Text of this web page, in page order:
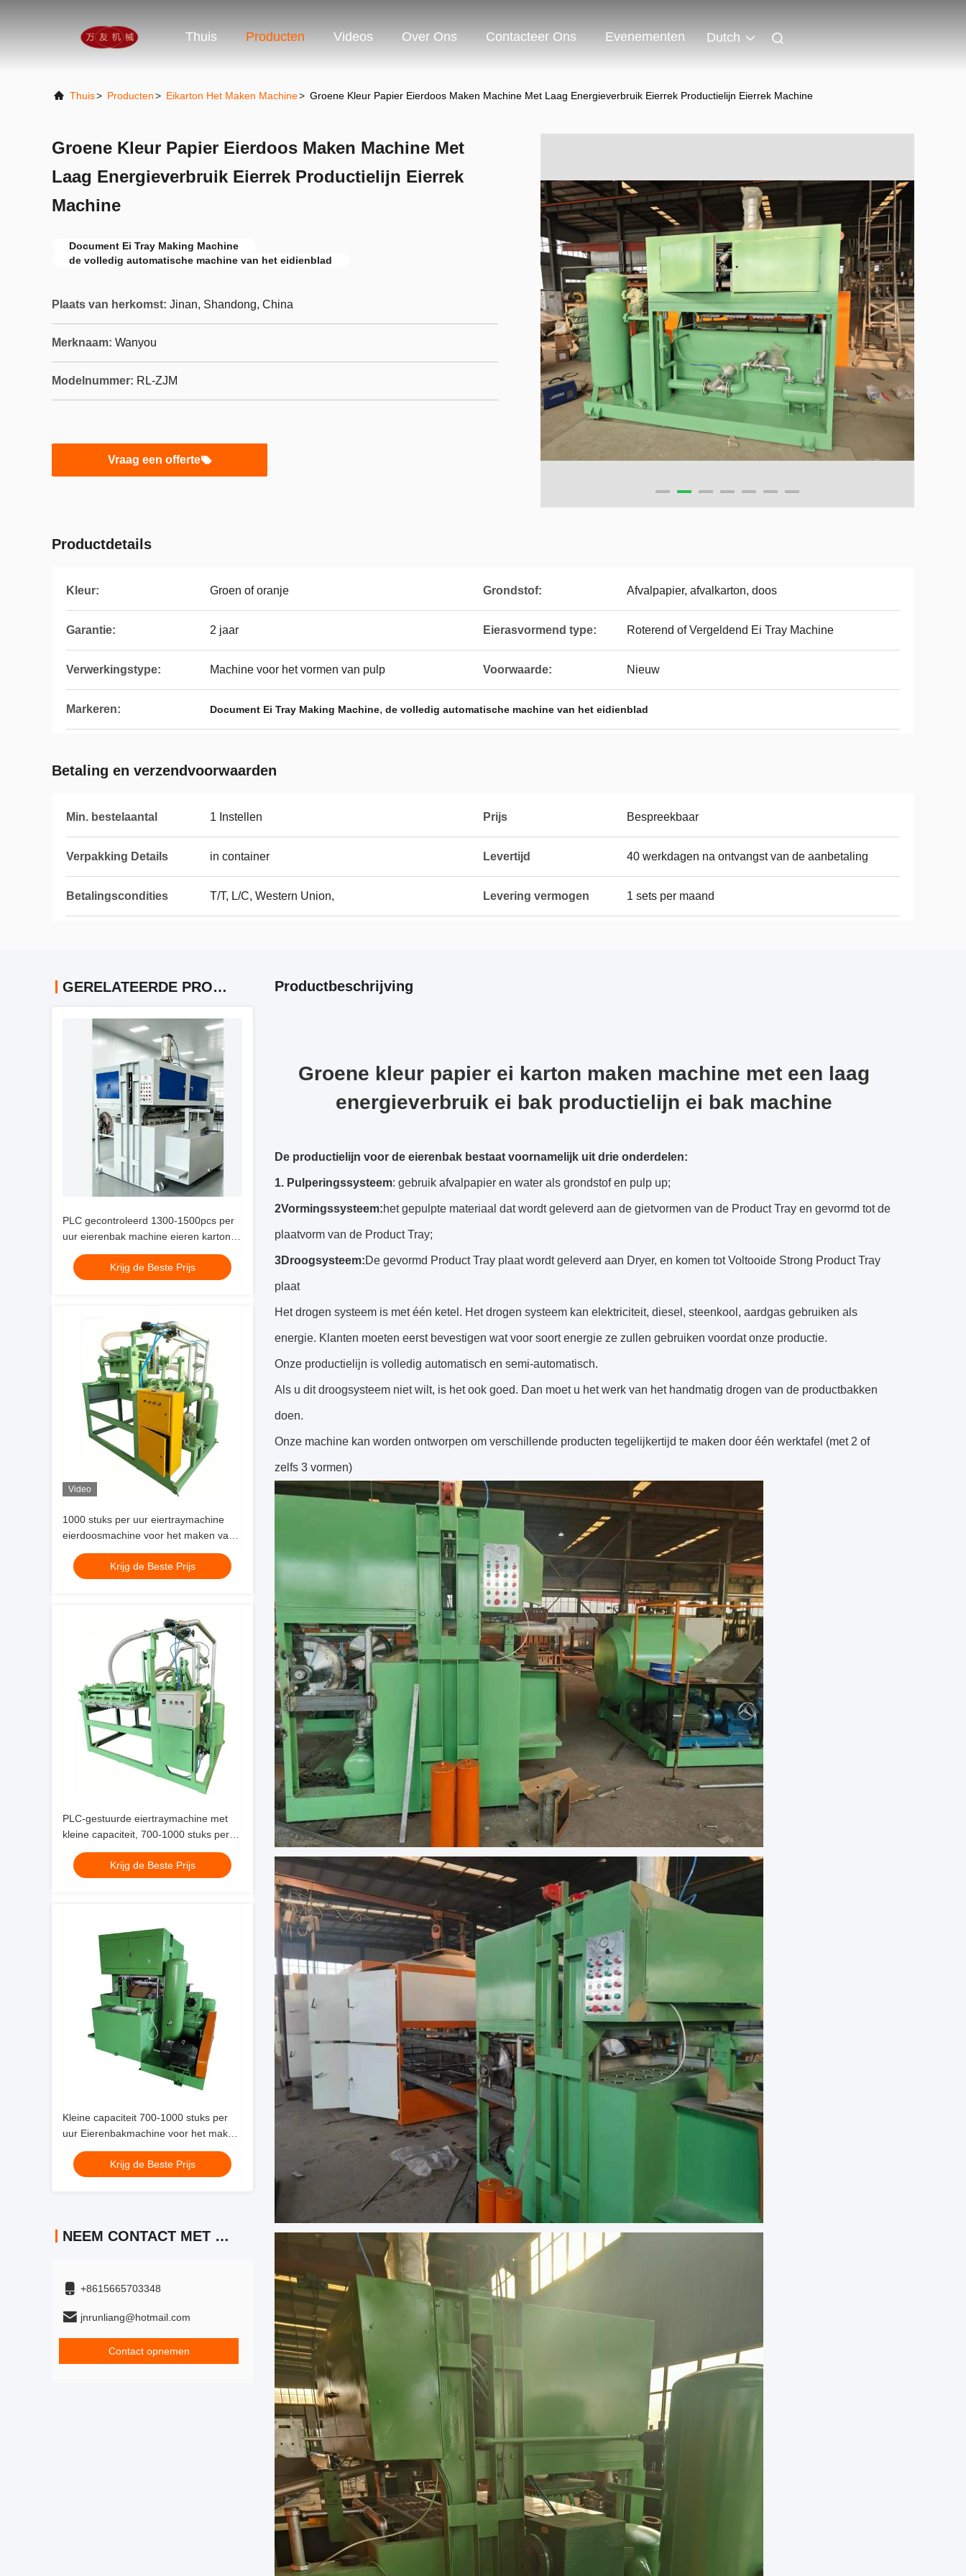
Thuis Producten Videos Over Ons Contacteer Ons Evenementen Dutch
Thuis> Producten> Eikarton Het Maken Machine> Groene Kleur Papier Eierdoos Maken Machine Met Laag Energieverbruik Eierrek Productielijn Eierrek Machine
Groene Kleur Papier Eierdoos Maken Machine Met
Laag Energieverbruik Eierrek Productielijn Eierrek
Machine
Document Ei Tray Making Machine
de volledig automatische machine van het eidienblad
Plaats van herkomst: Jinan, Shandong, China
Merknaam: Wanyou
Modelnummer: RL-ZJM
Vraag een offerte
Productdetails
Kleur: Groen of oranje Grondstof: Afvalpapier, afvalkarton, doos
Garantie: 2 jaar Eierasvormend type: Roterend of Vergeldend Ei Tray Machine
Verwerkingstype: Machine voor het vormen van pulp Voorwaarde: Nieuw
Markeren: Document Ei Tray Making Machine, de volledig automatische machine van het eidienblad
Betaling en verzendvoorwaarden
Min. bestelaantal 1 Instellen Prijs Bespreekbaar
Verpakking Details in container Levertijd 40 werkdagen na ontvangst van de aanbetaling
Betalingscondities T/T, L/C, Western Union, Levering vermogen 1 sets per maand
GERELATEERDE PRODUCTEN
PLC gecontroleerd 1300-1500pcs per
uur eierenbak machine eieren karton
machine voor het maken van
eierenbakken eierenbakken
schoenenbakken kinderbakken voor
Krijg de Beste Prijs
Video
1000 stuks per uur eiertraymachine
eierdoosmachine voor het maken van
eiertrays eierdozen schoenentrays
kinderdagverblijven voor klein zakelijk
Krijg de Beste Prijs
PLC-gestuurde eiertraymachine met
kleine capaciteit, 700-1000 stuks per
uur, voor het maken van eiertrays,
eierdozen, schoenentrays,
kinderdagbladen en andere trays
Krijg de Beste Prijs
Kleine capaciteit 700-1000 stuks per
uur Eierenbakmachine voor het maken
van eierenbakken Eieren kartonnen
Schoenenbakken Kinderbakken en
andere bakken
Krijg de Beste Prijs
NEEM CONTACT MET ONS OP
+8615665703348
jnrunliang@hotmail.com
Contact opnemen
Productbeschrijving
Groene kleur papier ei karton maken machine met een laag
energieverbruik ei bak productielijn ei bak machine
De productielijn voor de eierenbak bestaat voornamelijk uit drie onderdelen:
1. Pulperingssysteem: gebruik afvalpapier en water als grondstof en pulp up;
2Vormingssysteem:het gepulpte materiaal dat wordt geleverd aan de gietvormen van de Product Tray en gevormd tot de
plaatvorm van de Product Tray;
3Droogsysteem:De gevormd Product Tray plaat wordt geleverd aan Dryer, en komen tot Voltooide Strong Product Tray
plaat
Het drogen systeem is met één ketel. Het drogen systeem kan elektriciteit, diesel, steenkool, aardgas gebruiken als
energie. Klanten moeten eerst bevestigen wat voor soort energie ze zullen gebruiken voordat onze productie.
Onze productielijn is volledig automatisch en semi-automatisch.
Als u dit droogsysteem niet wilt, is het ook goed. Dan moet u het werk van het handmatig drogen van de productbakken
doen.
Onze machine kan worden ontworpen om verschillende producten tegelijkertijd te maken door één werktafel (met 2 of
zelfs 3 vormen)